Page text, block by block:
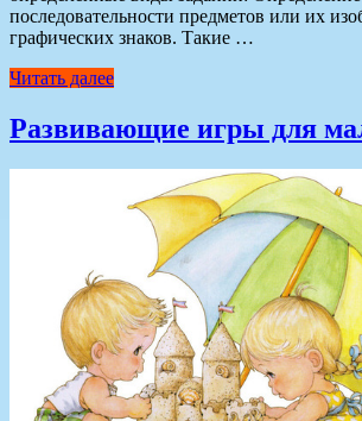
последовательности предметов или их
графических знаков. Такие …
Читать далее
Развивающие игры для